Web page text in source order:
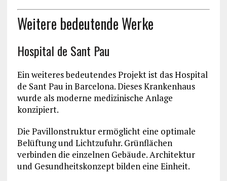
Weitere bedeutende Werke
Hospital de Sant Pau
Ein weiteres bedeutendes Projekt ist das Hospital
de Sant Pau in Barcelona. Dieses Krankenhaus
wurde als moderne medizinische Anlage
konzipiert.
Die Pavillonstruktur ermöglicht eine optimale
Belüftung und Lichtzufuhr. Grünflächen
verbinden die einzelnen Gebäude. Architektur
und Gesundheitskonzept bilden eine Einheit.